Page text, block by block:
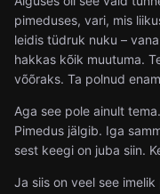
pimeduses, vari, mis
leidis tüdruk nuku –
hakkas kõik muutuma.
võõraks. Ta polnud
Aga see pole ainult
Pimedus jälgib. Iga
sest keegi on juba siin.
Ja siis on veel see